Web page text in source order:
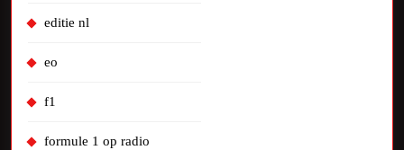
editie nl
eo
f1
formule 1 op radio